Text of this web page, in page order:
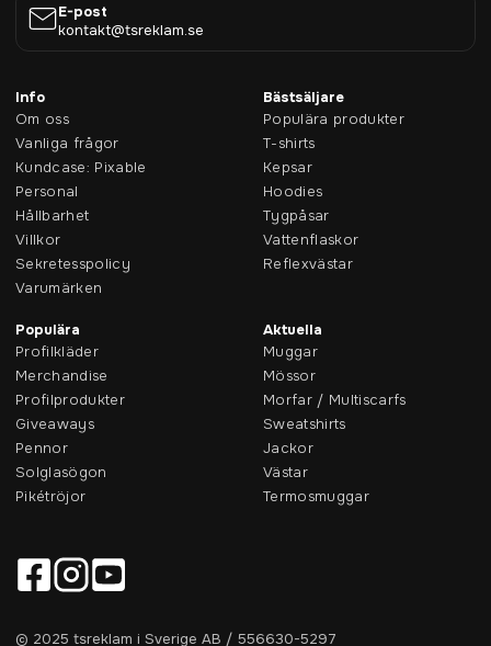
E-post
kontakt@tsreklam.se
Info
Om oss
Vanliga frågor
Kundcase: Pixable
Personal
Hållbarhet
Villkor
Sekretesspolicy
Varumärken
Bästsäljare
Populära produkter
T-shirts
Kepsar
Hoodies
Tygpåsar
Vattenflaskor
Reflexvästar
Populära
Profilkläder
Merchandise
Profilprodukter
Giveaways
Pennor
Solglasögon
Pikétröjor
Aktuella
Muggar
Mössor
Morfar / Multiscarfs
Sweatshirts
Jackor
Västar
Termosmuggar
© 2025 tsreklam i Sverige AB / 556630-5297